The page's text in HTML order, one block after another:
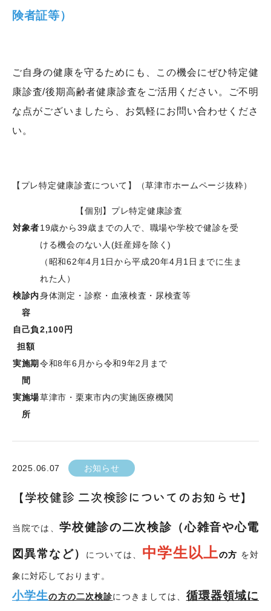
険者証等）
ご自身の健康を守るためにも、この機会にぜひ特定健
康診査/後期高齢者健康診査をご活用ください。ご不明
な点がございましたら、お気軽にお問い合わせくださ
い。
【プレ特定健康診査について】（草津市ホームページ抜粋）
【個別】プレ特定健康診査
対象者19歳から39歳までの人で、職場や学校で健診を受
ける機会のない人(妊産婦を除く)
（昭和62年4月1日から平成20年4月1日までに生ま
れた人）
検診内
容
身体測定・診察・血液検査・尿検査等
自己負
担額
2,100円
実施期
間
令和8年6月から令和9年2月まで
実施場
所
草津市・栗東市内の実施医療機関
2025.06.07 お知らせ
【学校健診 二次検診についてのお知らせ】
当院では、学校健診の二次検診（心雑音や心電
図異常など） については、 中学生以上の方 を対
象に対応しております。
小学生の方の二次検診につきましては、 循環器領域に